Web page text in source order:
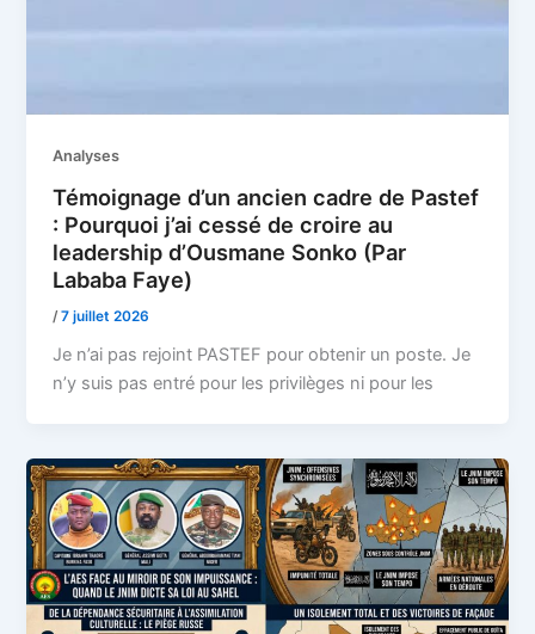
Analyses
Témoignage d’un ancien cadre de Pastef
: Pourquoi j’ai cessé de croire au
leadership d’Ousmane Sonko (Par
Lababa Faye)
/7 juillet 2026
Je n’ai pas rejoint PASTEF pour obtenir un poste. Je
n’y suis pas entré pour les privilèges ni pour les